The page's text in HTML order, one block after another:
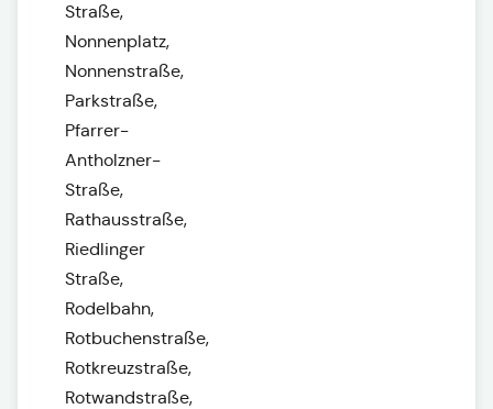
Straße,
Nonnenplatz,
Nonnenstraße,
Parkstraße,
Pfarrer-
Antholzner-
Straße,
Rathausstraße,
Riedlinger
Straße,
Rodelbahn,
Rotbuchenstraße,
Rotkreuzstraße,
Rotwandstraße,